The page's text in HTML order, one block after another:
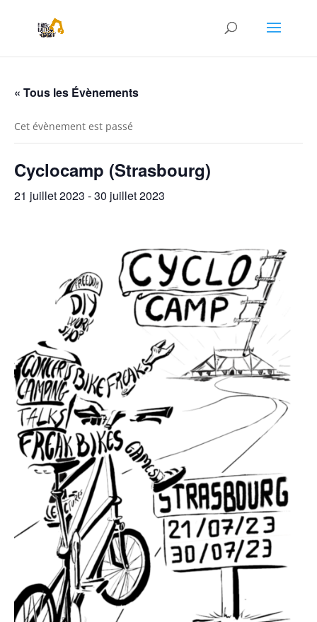
« Tous les Évènements
Cet évènement est passé
Cyclocamp (Strasbourg)
21 juillet 2023 -30 juillet 2023